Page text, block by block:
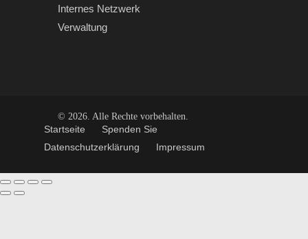
Internes Netzwerk
Verwaltung
© 2026. Alle Rechte vorbehalten.
Start­seite
Spen­den Sie
Daten­schutz­er­klä­rung
Impres­sum